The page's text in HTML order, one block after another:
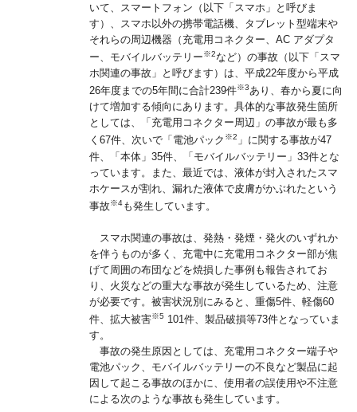
いて、スマートフォン（以下「スマホ」と呼びま
す）、スマホ以外の携帯電話機、タブレット型端末や
それらの周辺機器（充電用コネクター、AC アダプタ
ー、モバイルバッテリー※2など）の事故（以下「スマ
ホ関連の事故」と呼びます）は、平成22年度から平成
26年度までの5年間に合計239件※3あり、春から夏に向
けて増加する傾向にあります。具体的な事故発生箇所
としては、「充電用コネクター周辺」の事故が最も多
く67件、次いで「電池パック ※2 」に関する事故が47
件、「本体」35件、「モバイルバッテリー」33件とな
っています。また、最近では、液体が封入されたスマ
ホケースが割れ、漏れた液体で皮膚がかぶれたという
事故※4も発生しています。
スマホ関連の事故は、発熱・発煙・発火のいずれか
を伴うものが多く、充電中に充電用コネクター部が焦
げて周囲の布団などを焼損した事例も報告されてお
り、火災などの重大な事故が発生しているため、注意
が必要です。被害状況別にみると、重傷5件、軽傷60
件、拡大被害※5 101件、製品破損等73件となっていま
す。
事故の発生原因としては、充電用コネクター端子や
電池パック、モバイルバッテリーの不良など製品に起
因して起こる事故のほかに、使用者の誤使用や不注意
による次のような事故も発生しています。